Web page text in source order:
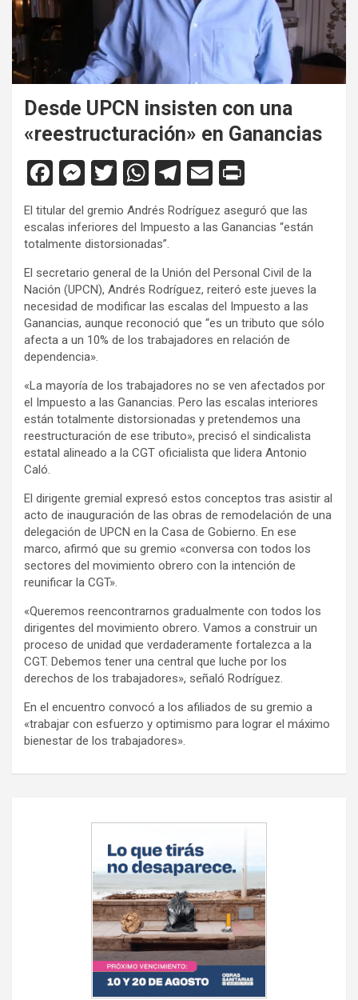
Desde UPCN insisten con una
«reestructuración» en Ganancias
F
a
ce
b
o
o
k
M
se
n
g
er
T
wi
tt
er
W
h
at
s
A
p
p
T
el
e
a
m
E
ail
in
tF
e
n
dl
y
El titular del gremio Andrés Rodríguez aseguró que las
escalas inferiores del Impuesto a las Ganancias “están
totalmente distorsionadas”.
El secretario general de la Unión del Personal Civil de la
Nación (UPCN), Andrés Rodríguez, reiteró este jueves la
necesidad de modificar las escalas del Impuesto a las
Ganancias, aunque reconoció que “es un tributo que sólo
afecta a un 10% de los trabajadores en relación de
dependencia».
«La mayoría de los trabajadores no se ven afectados por
el Impuesto a las Ganancias. Pero las escalas interiores
están totalmente distorsionadas y pretendemos una
reestructuración de ese tributo», precisó el sindicalista
estatal alineado a la CGT oficialista que lidera Antonio
Caló.
El dirigente gremial expresó estos conceptos tras asistir al
acto de inauguración de las obras de remodelación de una
delegación de UPCN en la Casa de Gobierno. En ese
marco, afirmó que su gremio «conversa con todos los
sectores del movimiento obrero con la intención de
reunificar la CGT».
«Queremos reencontrarnos gradualmente con todos los
dirigentes del movimiento obrero. Vamos a construir un
proceso de unidad que verdaderamente fortalezca a la
CGT. Debemos tener una central que luche por los
derechos de los trabajadores», señaló Rodríguez.
En el encuentro convocó a los afiliados de su gremio a
«trabajar con esfuerzo y optimismo para lograr el máximo
bienestar de los trabajadores».